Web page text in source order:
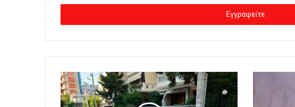
σ
γ
ε
η
ν
η